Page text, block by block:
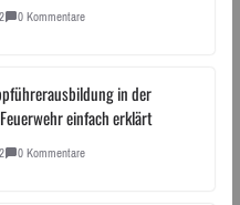
0 Kommentare
in der
einfach erklärt
0 Kommentare